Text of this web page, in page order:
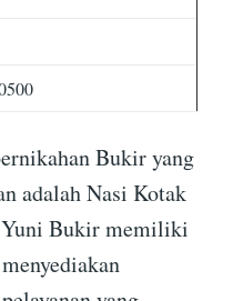
Bukir yang
adalah Nasi Kotak
Bukir memiliki